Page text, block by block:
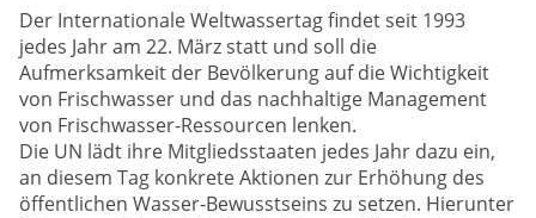
BREITBAND
WISSENSWERTES
WASSER & UMWELT
VERÖFFENTLICHUNGEN
INFORMATIONEN
Der Internationale Weltwassertag findet seit 1993
jedes Jahr am 22. März statt und soll die
Aufmerksamkeit der Bevölkerung auf die Wichtigkeit
von Frischwasser und das nachhaltige Management
von Frischwasser-Ressourcen lenken.
Die UN lädt ihre Mitgliedsstaaten jedes Jahr dazu ein,
an diesem Tag konkrete Aktionen zur Erhöhung des
öffentlichen Wasser-Bewusstseins zu setzen. Hierunter